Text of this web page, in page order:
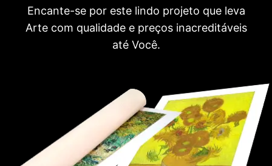
Encante-se por este lindo projeto que leva
Arte com qualidade e preços inacreditáveis
até Você.